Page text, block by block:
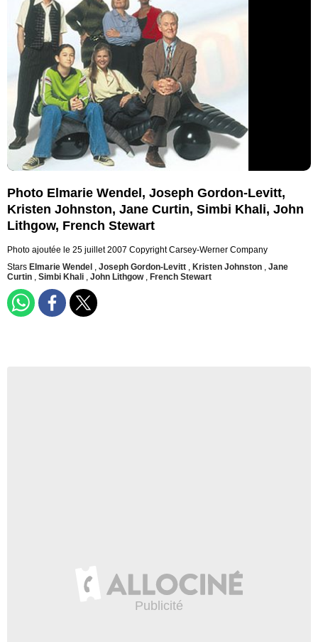
Photo Elmarie Wendel, Joseph Gordon-Levitt,
Kristen Johnston, Jane Curtin, Simbi Khali, John
Lithgow, French Stewart
Photo ajoutée le 25 juillet 2007 Copyright Carsey-Werner Company
Stars Elmarie Wendel , Joseph Gordon-Levitt , Kristen Johnston , Jane
Curtin , Simbi Khali , John Lithgow , French Stewart